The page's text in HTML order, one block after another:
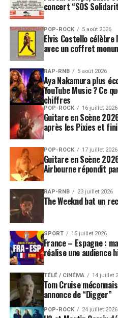
concert “SOS
POP-ROCK 5 août 2026
Elvis Costello célèbre
avec un coffret
RAP-RNB 5 août 2026
Aya Nakamura plus
YouTube Music ? Ce
chiffres
POP-ROCK 16 juillet 2026
Guitare en Scène
après les Pixies et
POP-ROCK 17 juillet 2026
Guitare en Scène
Airbourne répondit
RAP-RNB 23 juillet 2026
The Weeknd bat un
SPORT 15 juillet 2026
France – Espagne :
réalise une audience
TÉLÉ / CINÉMA 14 juillet
Tom Cruise
annonce de “Digger”
POP-ROCK 24 juillet 2026